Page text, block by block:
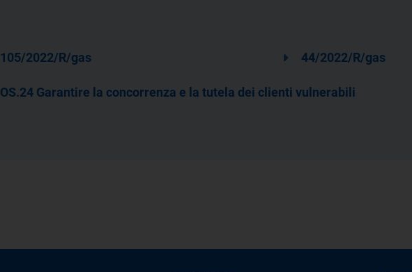
105/2022/R/gas 44/2022/R/gas
OS.24 Garantire la concorrenza e la tutela dei clienti vulnerabili